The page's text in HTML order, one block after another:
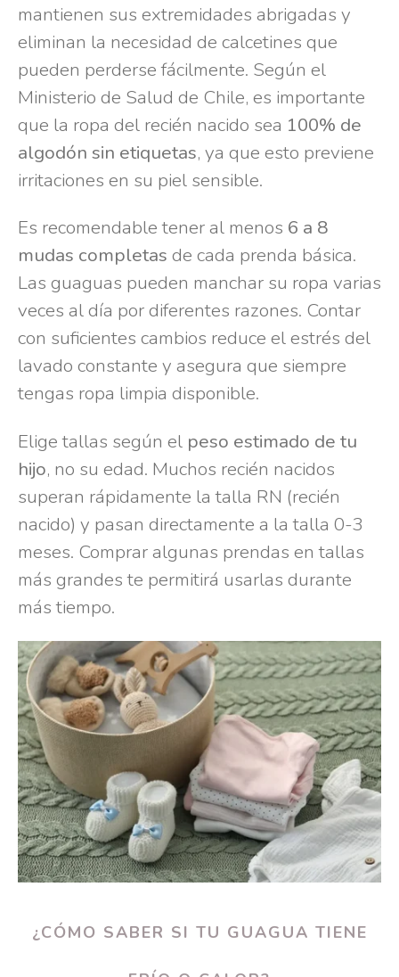
mantienen sus extremidades abrigadas y
eliminan la necesidad de calcetines que
pueden perderse fácilmente. Según el
Ministerio de Salud de Chile, es importante
que la ropa del recién nacido sea 100% de
algodón sin etiquetas, ya que esto previene
irritaciones en su piel sensible.
Es recomendable tener al menos 6 a 8
mudas completas de cada prenda básica.
Las guaguas pueden manchar su ropa varias
veces al día por diferentes razones. Contar
con suficientes cambios reduce el estrés del
lavado constante y asegura que siempre
tengas ropa limpia disponible.
Elige tallas según el peso estimado de tu
hijo, no su edad. Muchos recién nacidos
superan rápidamente la talla RN (recién
nacido) y pasan directamente a la talla 0-3
meses. Comprar algunas prendas en tallas
más grandes te permitirá usarlas durante
más tiempo.
¿CÓMO SABER SI TU GUAGUA TIENE